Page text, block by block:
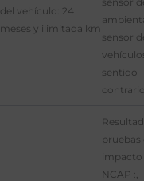
del vehículo: 24
meses y ilimitada km
sensor
sentido
pruebas
impacto
NCAP :,